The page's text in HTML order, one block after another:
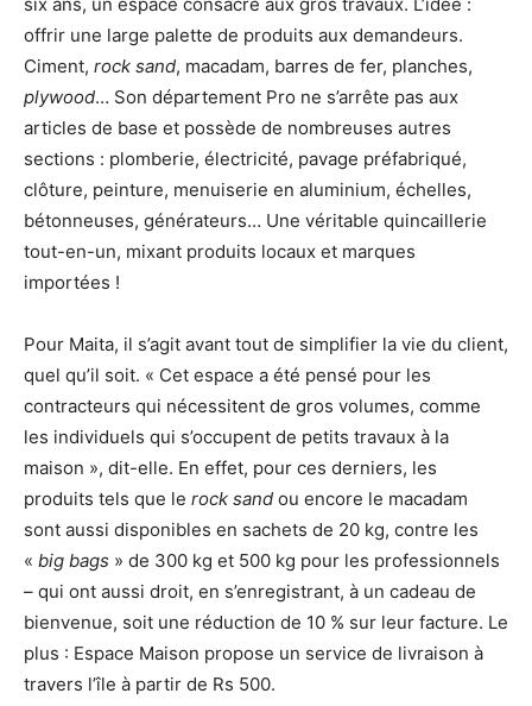
offrir une large palette de produits aux demandeurs.
Ciment, rock sand, macadam, barres de fer, planches,
plywood… Son département Pro ne s’arrête pas aux
articles de base et possède de nombreuses autres
sections : plomberie, électricité, pavage préfabriqué,
clôture, peinture, menuiserie en aluminium, échelles,
bétonneuses, générateurs… Une véritable quincaillerie
tout-en-un, mixant produits locaux et marques
importées !
Pour Maita, il s’agit avant tout de simplifier la vie du client,
quel qu’il soit. « Cet espace a été pensé pour les
contracteurs qui nécessitent de gros volumes, comme
les individuels qui s’occupent de petits travaux à la
maison », dit-elle. En effet, pour ces derniers, les
produits tels que le rock sand ou encore le macadam
sont aussi disponibles en sachets de 20 kg, contre les
« big bags » de 300 kg et 500 kg pour les professionnels
– qui ont aussi droit, en s’enregistrant, à un cadeau de
bienvenue, soit une réduction de 10 % sur leur facture. Le
plus : Espace Maison propose un service de livraison à
travers l’île à partir de Rs 500.